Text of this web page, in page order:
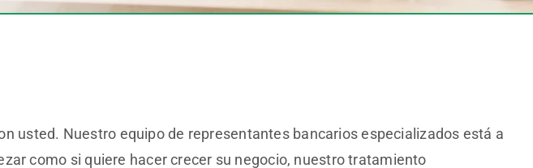
usted. Nuestro equipo de representantes bancarios especializados está a
como si quiere hacer crecer su negocio, nuestro tratamiento